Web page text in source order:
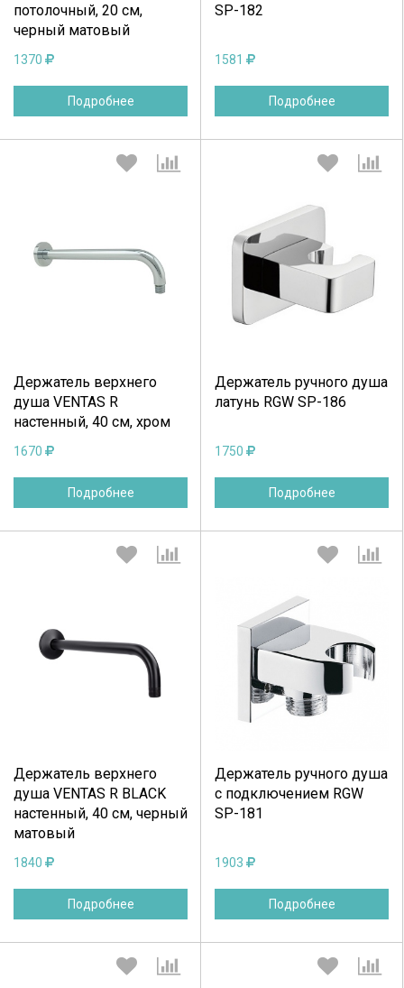
потолочный, 20 см,
черный матовый
1370
Подробнее
SP-182
1581
Подробнее
Держатель верхнего
душа VENTAS R
настенный, 40 см, хром
1670
Подробнее
Выберите количество:
Держатель ручного душа
латунь RGW SP-186
1750
Подробнее
Выберите количество:
Держатель верхнего
душа VENTAS R BLACK
настенный, 40 см, черный
матовый
1840
Подробнее
Выберите количество:
Продолжить Отмена
Держатель ручного душа
с подключением RGW
SP-181
1903
Подробнее
Выберите количество:
Продолжить Отмена